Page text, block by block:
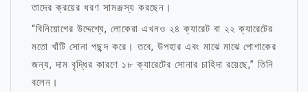
তাদের ক্রয়ের ধরণ সামঞ্জস্য করছেন।
“বিনিয়োগের উদ্দেশ্যে, লোকেরা এখনও ২৪ ক্যারেট বা ২২ ক্যারেটের
মতো খাঁটি সোনা পছন্দ করে। তবে, উপহার এবং মাঝে মাঝে পোশাকের
জন্য, দাম বৃদ্ধির কারণে ১৮ ক্যারেটের সোনার চাহিদা রয়েছে,” তিনি
বলেন।